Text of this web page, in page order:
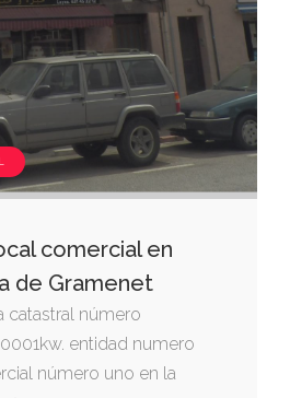
comercial en
de Gramenet
catastral número
entidad numero
número uno en la